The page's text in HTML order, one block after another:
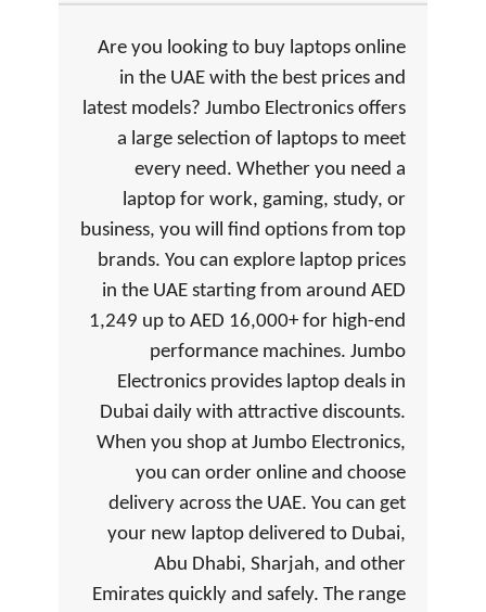
Are you looking to buy laptops online
in the UAE with the best prices and
latest models? Jumbo Electronics offers
a large selection of laptops to meet
every need. Whether you need a
laptop for work, gaming, study, or
business, you will find options from top
brands. You can explore laptop prices
in the UAE starting from around AED
1,249 up to AED 16,000+ for high-end
performance machines. Jumbo
Electronics provides laptop deals in
Dubai daily with attractive discounts.
When you shop at Jumbo Electronics,
you can order online and choose
delivery across the UAE. You can get
your new laptop delivered to Dubai,
Abu Dhabi, Sharjah, and other
Emirates quickly and safely. The range